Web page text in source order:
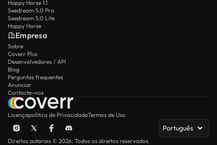
Happy Horse 1.1
Seedream 5.0 Pro
Seedream 5.0 Lite
Happy Horse
Empresa
Sobre
Coverr Plus
Desenvolvedores / API
Blog
Perguntas frequentes
Anunciar
Contacte-nos
Licençapolítica de PrivacidadeTermos de Uso
Português
Direitos autorais © 2026. Todos os direitos reservados.